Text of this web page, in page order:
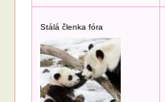
Stálá členka fóra